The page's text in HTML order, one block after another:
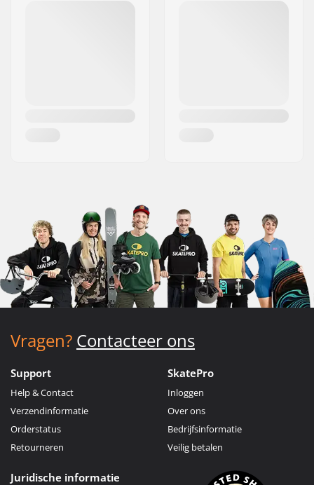
Vragen? Contacteer ons
Support
Help & Contact
Verzendinformatie
Orderstatus
Retourneren
SkatePro
Inloggen
Over ons
Bedrijfsinformatie
Veilig betalen
Juridische informatie